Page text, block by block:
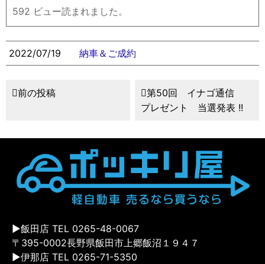
592 ビュー読まれました。
2022/07/19 納車＆ご成約
前の投稿
第50回 イナゴ通信
プレゼント 当選発表 !!
▶飯田店 TEL 0265-48-0067
〒395-0002長野県飯田市上郷飯沼１９４７
▶伊那店 TEL 0265-71-5350